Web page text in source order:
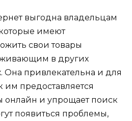
выгодна владельцам
имеют
свои товары
в других
Она привлекательна и для
им предоставляется
онлайн и упрощает поиск
появиться проблемы,